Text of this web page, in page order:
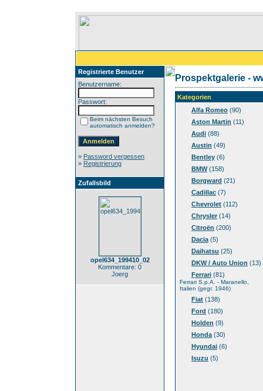
Registrierte Benutzer
Benutzername:
Passwort:
Beim nächsten Besuch
automatisch anmelden?
» Password vergessen
» Registrierung
Zufallsbild
opel634_199410_02
Kommentare: 0
Joerg
Prospektgalerie -
Kategorien
Alfa Romeo (90)
Aston Martin (11)
Audi (88)
Austin (49)
Bentley (6)
BMW(158)
Borgward (21)
Cadillac (7)
Chevrolet (112)
Chrysler(14)
Citroën (200)
Dacia (5)
Daihatsu (25)
DKW / Auto Union (13)
Ferrari (81)
Ferrari S.p.A. - Maranello,
Italien (gegr. 1946)
Fiat (138)
Ford (180)
Holden (9)
Honda (30)
Hyundai (6)
Isuzu (5)